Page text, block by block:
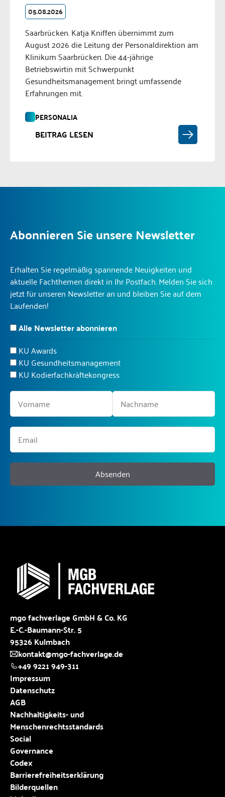
05.08.2026
Saarbrücken. Katja Kniffen übernimmt zum
August 2026 die Leitung der Personaldirektion am
Klinikum Saarbrücken. Die 44-jährige
Betriebswirtin mit Schwerpunkt
Gesundheitsmanagement bringt umfassende
Erfahrungen mit.
PERSONALIA
BEITRAG LESEN
Abonnieren Sie unsere Newsletter
Erhalten Sie regelmäßig spannende Neuigkeiten und
aktuelle Fachthemen direkt in Ihr Postfach. Melden Sie sich
jetzt für unseren Newsletter an und bleiben Sie auf dem
Laufenden!
Alle Newsletter abonnieren
KU Awards
KU Gesundheitsmanagement
KU Kodierfachkräftekongress
Absenden
mgo fachverlage GmbH & Co. KG
E.-C.-Baumann-Str. 5
95326 Kulmbach
kontakt@mgo-fachverlage.de
+49 9221 949-311
Impressum
Datenschutz
AGB
Nachhaltigkeits- und
Menschenrechtsstandards
Social
Governance
Codex
Barrierefreiheitserklärung
Bilderquellen